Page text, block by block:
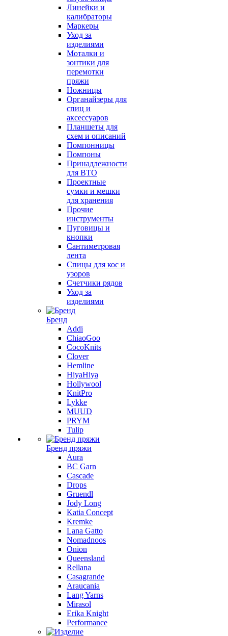
Линейки и
калибраторы
Маркеры
Уход за
изделиями
Моталки и
зонтики для
перемотки
пряжи
Ножницы
Органайзеры для
спиц и
аксессуаров
Планшеты для
схем и описаний
Помпонницы
Помпоны
Принадлежности
для ВТО
Проектные
сумки и мешки
для хранения
Прочие
инструменты
Пуговицы и
кнопки
Сантиметровая
лента
Спицы для кос и
узоров
Счетчики рядов
Уход за
изделиями
Бренд
Addi
ChiaoGoo
CocoKnits
Clover
Hemline
HiyaHiya
Hollywool
KnitPro
Lykke
MUUD
PRYM
Tulip
Бренд пряжи
Aura
BC Garn
Cascade
Drops
Gruendl
Jody Long
Katia Concept
Kremke
Lana Gatto
Nomadnoos
Onion
Queensland
Rellana
Casagrande
Araucania
Lang Yarns
Mirasol
Erika Knight
Performance